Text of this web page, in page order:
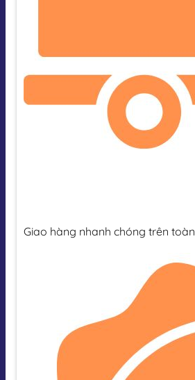
Giao hàng nhanh chóng trên